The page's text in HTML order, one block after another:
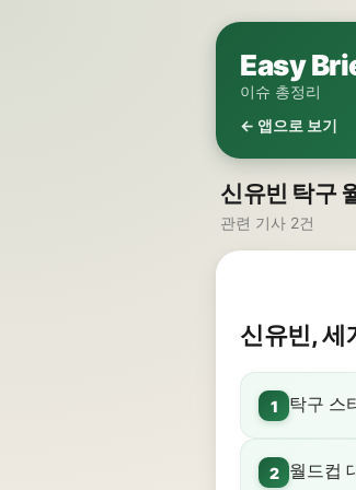
Easy
이슈 총정리
← 앱으로 보기
신유빈 탁구
관련 기사 2건
신유빈, 세
1 탁구 스
2
월드컵